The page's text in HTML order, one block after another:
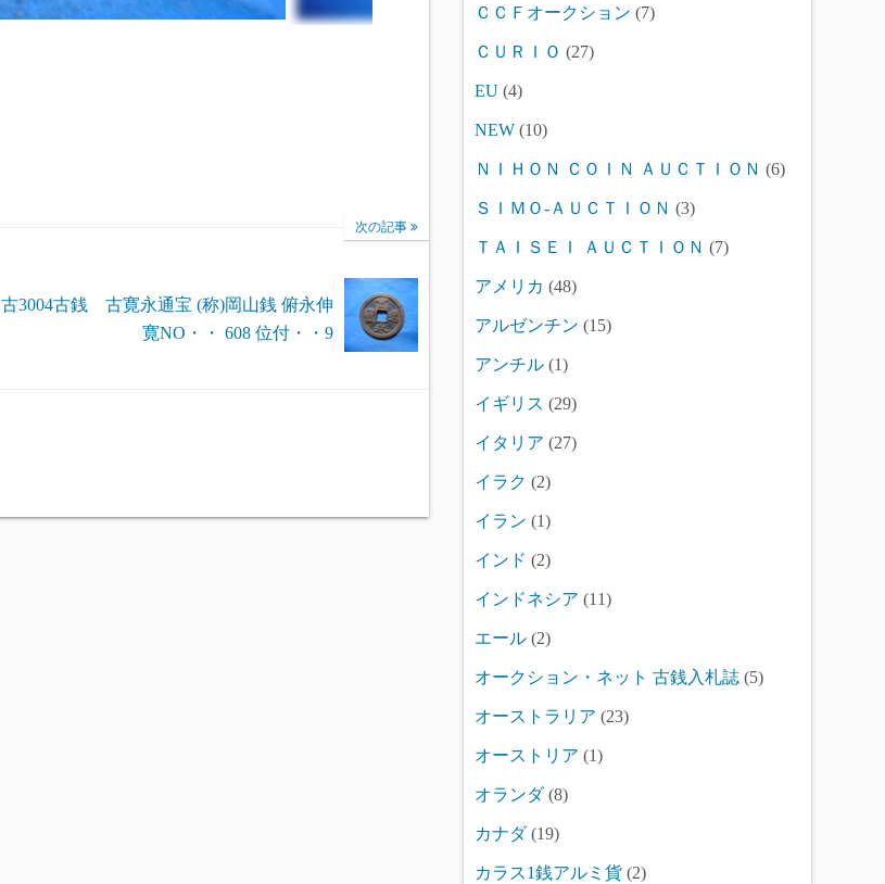
次の記事
古3004古銭 古寛永通宝 (称)岡山銭 俯永伸
寛NO・・ 608 位付・・9
ＣＣＦオークション (7)
ＣＵＲＩＯ (27)
EU (4)
NEW (10)
ＮＩＨＯＮ ＣＯＩＮ ＡＵＣＴＩＯＮ (6)
ＳＩＭＯ-ＡＵＣＴＩＯＮ (3)
ＴＡＩＳＥＩ ＡＵＣＴＩＯＮ (7)
アメリカ (48)
アルゼンチン (15)
アンチル (1)
イギリス (29)
イタリア (27)
イラク (2)
イラン (1)
インド (2)
インドネシア (11)
エール (2)
オークション・ネット 古銭入札誌 (5)
オーストラリア (23)
オーストリア (1)
オランダ(8)
カナダ(19)
カラス1銭アルミ貨 (2)